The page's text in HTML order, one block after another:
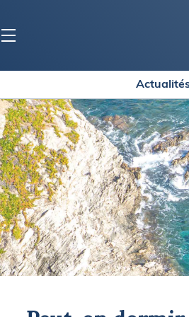
BLOC MARINE
Ports
Carnets de voyage
Dossiers de la rédaction
Collection Bloc Marine
Application Bloc Marine
Règlementation
BATEAUX